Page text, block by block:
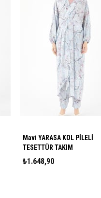
Mavi YARASA KOL PİLELİ
TESETTÜR TAKIM
₺1.648,90